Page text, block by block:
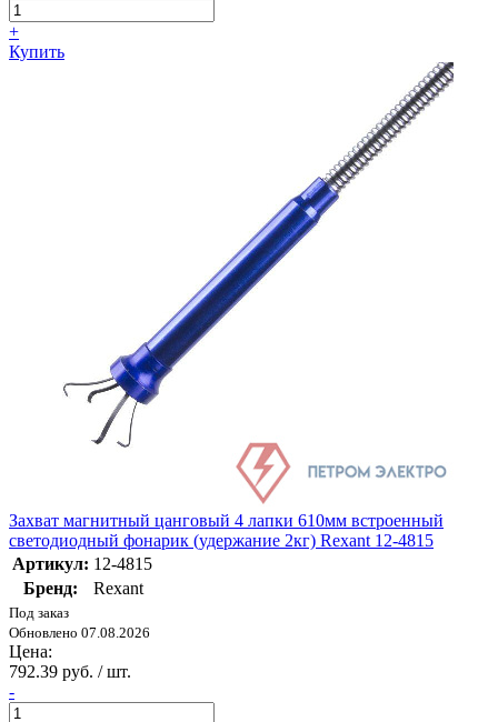
+
Купить
Захват магнитный цанговый 4 лапки 610мм встроенный
светодиодный фонарик (удержание 2кг) Rexant 12-4815
Артикул: 12-4815
Бренд:
Rexant
Под заказ
Обновлено 07.08.2026
Цена:
792.39 руб. / шт.
-